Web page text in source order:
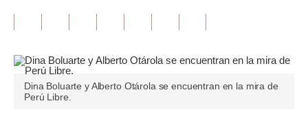
Finanzas Personales
Plus G
Opinión
Dina Boluarte y Alberto Otárola se encuentran en la mira de
Perú Libre.